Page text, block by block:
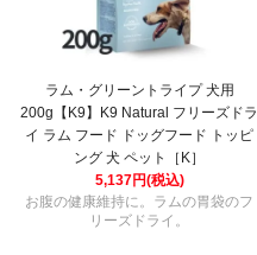
ラム・グリーントライプ 犬用
200g【K9】K9 Natural フリーズドラ
イ ラム フード ドッグフード トッピ
ング 犬 ペット［K］
5,137円(税込)
お腹の健康維持に。ラムの胃袋のフ
リーズドライ。